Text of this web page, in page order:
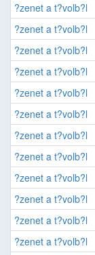
?zenet a t?volb?l
?zenet a t?volb?l
?zenet a t?volb?l
?zenet a t?volb?l
?zenet a t?volb?l
?zenet a t?volb?l
?zenet a t?volb?l
?zenet a t?volb?l
?zenet a t?volb?l
?zenet a t?volb?l
?zenet a t?volb?l
?zenet a t?volb?l